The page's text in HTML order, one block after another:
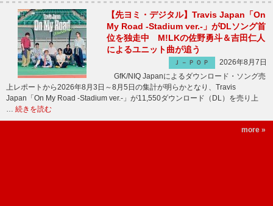
【先ヨミ・デジタル】Travis Japan「On
My Road -Stadium ver.-」がDLソング首
位を独走中 M!LKの佐野勇斗＆吉田仁人
によるユニット曲が追う
Ｊ－ＰＯＰ
2026年8月7日
GfK/NIQ Japanによるダウンロード・ソング売
上レポートから2026年8月3日～8月5日の集計が明らかとなり、Travis
Japan「On My Road -Stadium ver.-」が11,550ダウンロード（DL）を売り上
… 続きを読む
more »